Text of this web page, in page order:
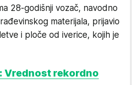
28-godišnji vozač, navodno
materijala, prijavio
i ploče od iverice, kojih je
Vrednost rekordno